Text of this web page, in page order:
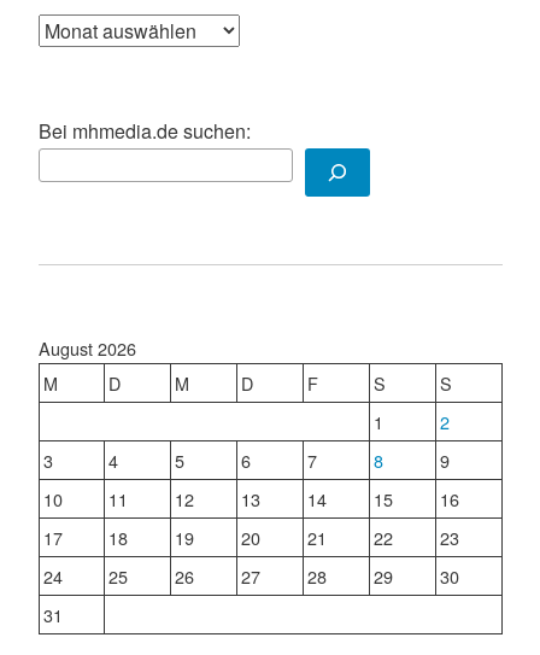
Archiv
Bei mhmedia.de suchen:
August 2026
M
D M D F S
S
1
2
3
4 5 6 7 8
9
10
11 12 13 14 15
16
17
18 19 20 21 22
23
24
25 26 27 28 29
30
31